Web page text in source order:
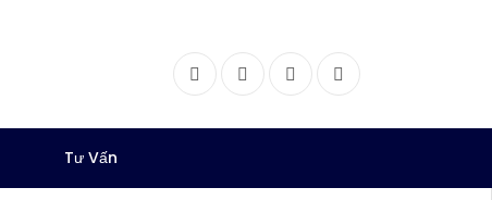
FacebookTwitter InstagramDribbble
Tư Vấn